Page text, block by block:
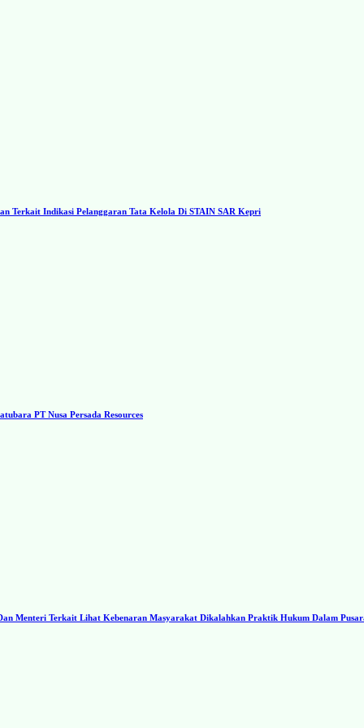
Terkait Indikasi Pelanggaran Tata Kelola Di STAIN SAR Kepri
PT Nusa Persada Resources
Menteri Terkait Lihat Kebenaran Masyarakat Dikalahkan Praktik Hukum Dalam